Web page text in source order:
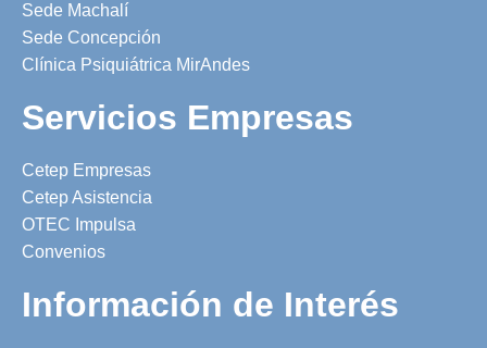
Sede Machalí
Sede Concepción
Clínica Psiquiátrica MirAndes
Servicios Empresas
Cetep Empresas
Cetep Asistencia
OTEC Impulsa
Convenios
Información de Interés